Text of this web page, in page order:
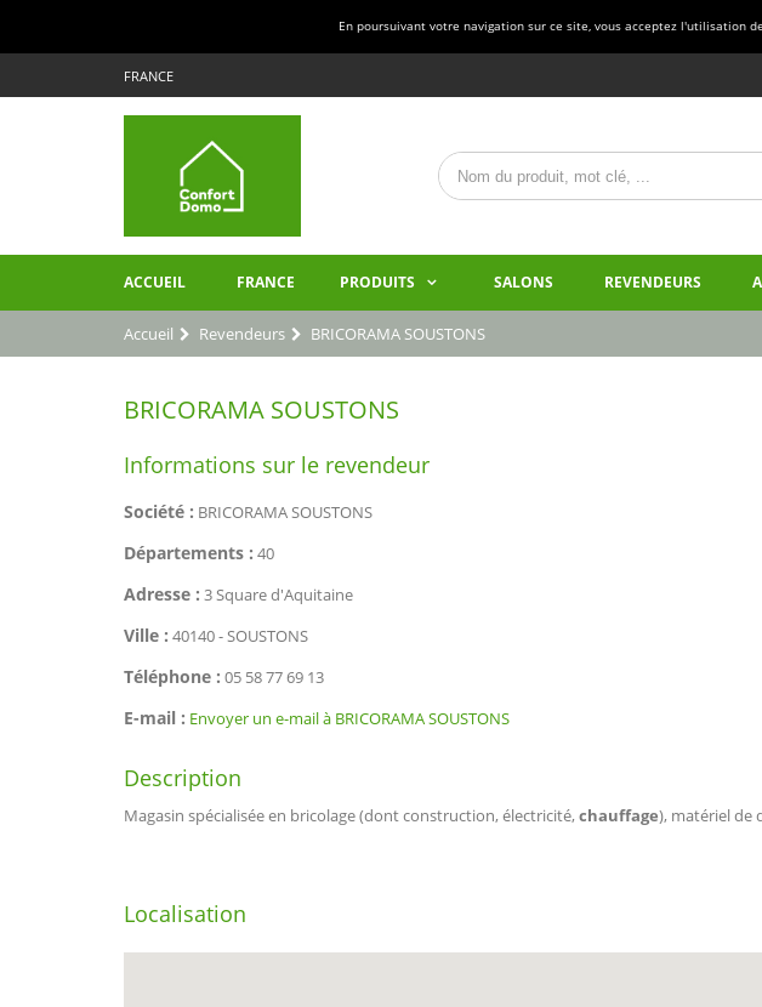
En poursuivant votre navigation sur ce site, vous acceptez l'utilisation
FRANCE
ACCUEIL FRANCE PRODUITS SALONS REVENDEURS
Accueil Revendeurs BRICORAMA SOUSTONS
BRICORAMA SOUSTONS
Informations sur le revendeur
Société : BRICORAMA SOUSTONS
Départements : 40
Adresse : 3 Square d'Aquitaine
Ville : 40140 - SOUSTONS
Téléphone : 05 58 77 69 13
E-mail : Envoyer un e-mail à BRICORAMA SOUSTONS
Description
Magasin spécialisée en bricolage (dont construction, électricité,chauffage), matériel de
Localisation